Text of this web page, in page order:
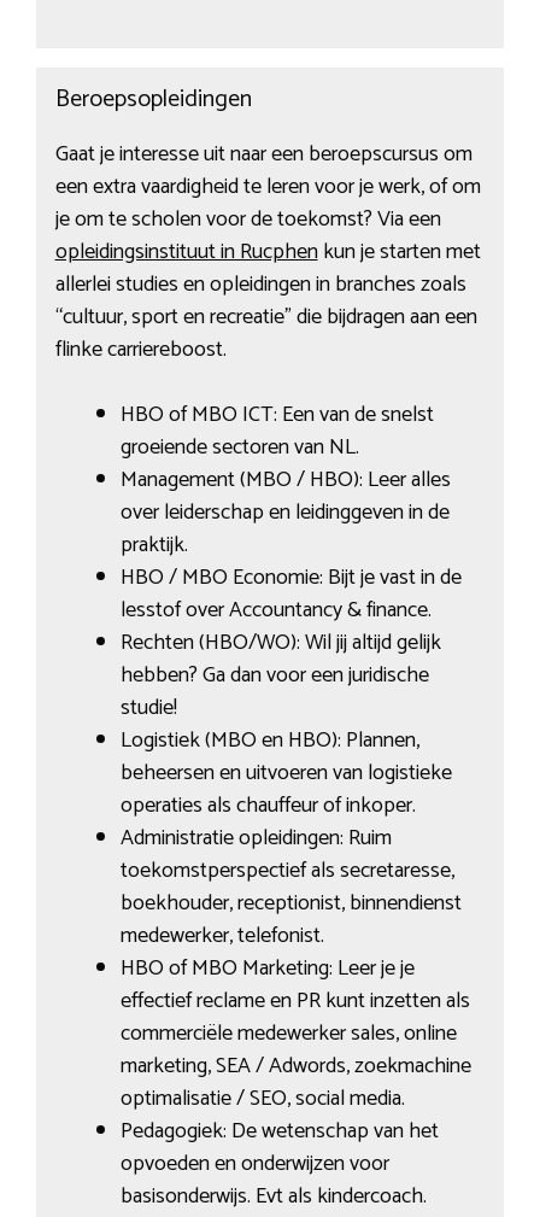
Beroepsopleidingen
Gaat je interesse uit naar een beroepscursus om
een extra vaardigheid te leren voor je werk, of om
je om te scholen voor de toekomst? Via een
opleidingsinstituut in Rucphenkun je starten met
allerlei studies en opleidingen in branches zoals
“cultuur, sport en recreatie” die bijdragen aan een
flinke carriereboost.
HBO of MBO ICT: Een van de snelst
groeiende sectoren van NL.
Management (MBO / HBO): Leer alles
over leiderschap en leidinggeven in de
praktijk.
HBO / MBO Economie: Bijt je vast in de
lesstof over Accountancy & finance.
Rechten (HBO/WO): Wil jij altijd gelijk
hebben? Ga dan voor een juridische
studie!
Logistiek (MBO en HBO): Plannen,
beheersen en uitvoeren van logistieke
operaties als chauffeur of inkoper.
Administratie opleidingen: Ruim
toekomstperspectief als secretaresse,
boekhouder, receptionist, binnendienst
medewerker, telefonist.
HBO of MBO Marketing: Leer je je
effectief reclame en PR kunt inzetten als
commerciële medewerker sales, online
marketing, SEA / Adwords, zoekmachine
optimalisatie / SEO, social media.
Pedagogiek: De wetenschap van het
opvoeden en onderwijzen voor
basisonderwijs. Evt als kindercoach.